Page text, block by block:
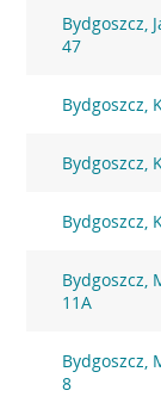
Bydgoszcz,
47
Bydgoszcz,
Bydgoszcz,
Bydgoszcz,
Bydgoszcz,
11A
Bydgoszcz,
8